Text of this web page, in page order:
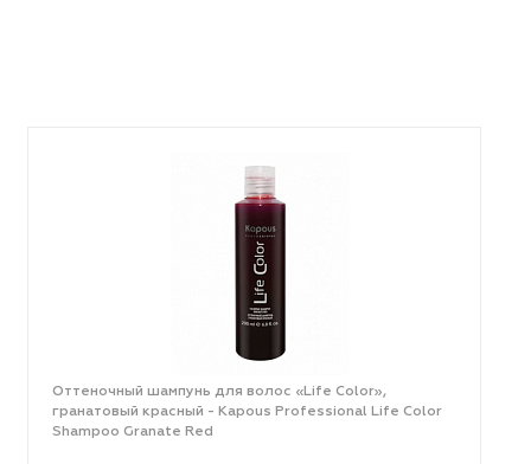
Оттеночный шампунь для волос «Life Color»,
гранатовый красный - Kapous Professional Life Color
Shampoo Granate Red